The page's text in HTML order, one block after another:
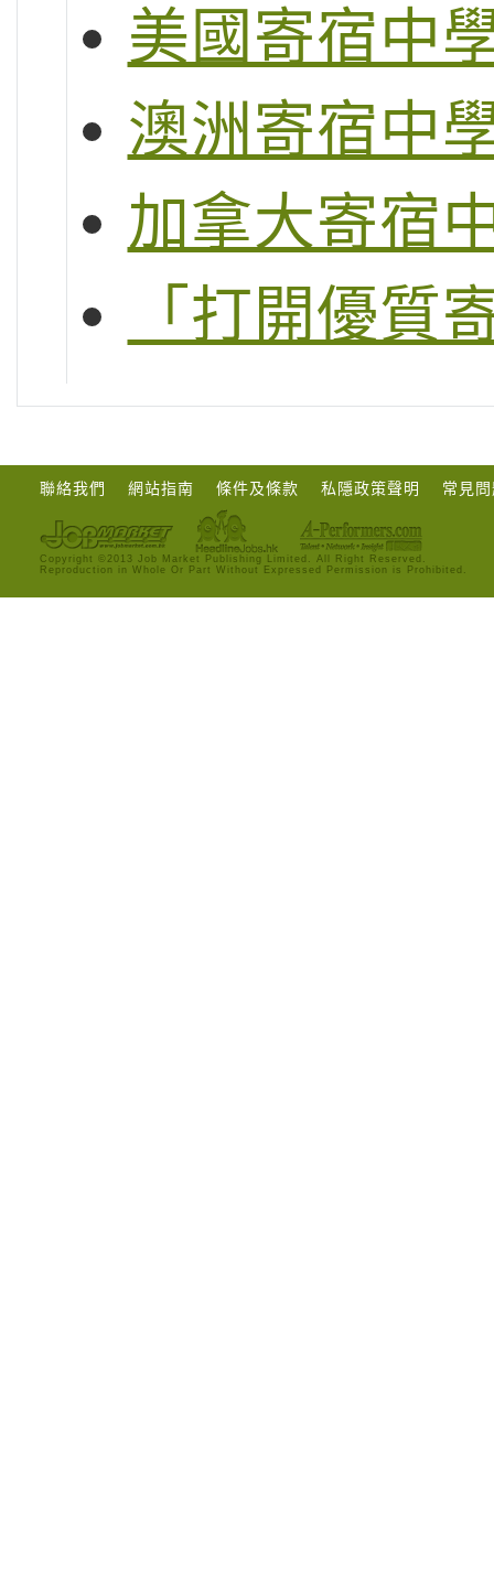
美國寄宿中
澳洲寄宿中
加拿大寄宿
「打開優質
聯絡我們 網站指南 條件及條款 私隱政策聲明 常見
Copyright ©2013 Job Market Publishing Limited. All Right Reserved.
Reproduction in Whole Or Part Without Expressed Permission is Prohibited.